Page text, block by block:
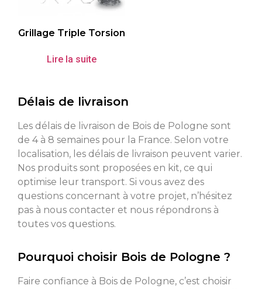
Grillage Triple Torsion
Lire la suite
Délais de livraison
Les délais de livraison de Bois de Pologne sont
de 4 à 8 semaines pour la France. Selon votre
localisation, les délais de livraison peuvent varier.
Nos produits sont proposées en kit, ce qui
optimise leur transport. Si vous avez des
questions concernant à votre projet, n’hésitez
pas à nous contacter et nous répondrons à
toutes vos questions.
Pourquoi choisir Bois de Pologne ?
Faire confiance à Bois de Pologne, c’est choisir